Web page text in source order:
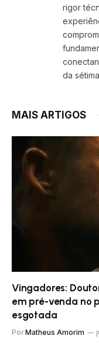
rigor
da
MAIS ARTIGOS
Vingadores:
em pré-venda no
esgotada
Por Matheus Amorim